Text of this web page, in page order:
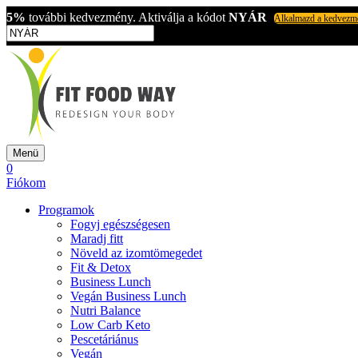
5% további kedvezmény. Aktiválja a kódot NYÁR Alkalmazd a
Menü
0
Fiókom
Programok
Fogyj egészségesen
Maradj fitt
Növeld az izomtömegedet
Fit & Detox
Business Lunch
Vegán Business Lunch
Nutri Balance
Low Carb Keto
Pescetáriánus
Vegán